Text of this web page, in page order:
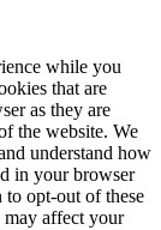
while you
that are
as they are
the website. We
understand how
in your browser
opt-out of these
may affect your